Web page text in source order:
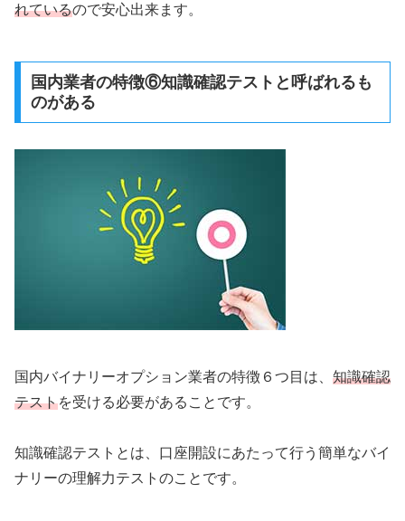
れているので安心出来ます。
国内業者の特徴⑥知識確認テストと呼ばれるも
のがある
国内バイナリーオプション業者の特徴６つ目は、 知識確認
テストを受ける必要があることです。
知識確認テストとは、口座開設にあたって行う簡単なバイ
ナリーの理解力テストのことです。